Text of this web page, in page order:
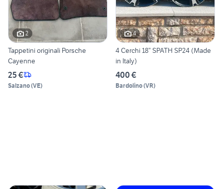
2
Tappetini originali Porsche
Cayenne
25 €
Salzano(VE)
4
4 Cerchi 18” SPATH SP24 (Made
in Italy)
400 €
Bardolino(VR)